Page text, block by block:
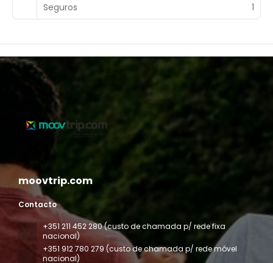
Seguros 1
moovtrip.com
Contacto
+351 211 452 280 (custo de chamada p/ rede fixa
nacional)
+351 912 780 279 (custo de chamada p/ rede móvel
nacional)